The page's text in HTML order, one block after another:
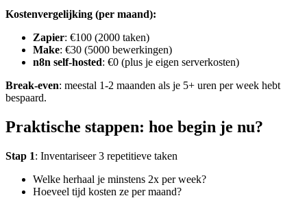
Kostenvergelijking (per maand):
Zapier: €100 (2000 taken)
Make: €30 (5000 bewerkingen)
n8n self-hosted: €0 (plus je eigen serverkosten)
Break-even: meestal 1-2 maanden als je 5+ uren per week hebt
bespaard.
Praktische stappen: hoe begin je nu?
Stap 1: Inventariseer 3 repetitieve taken
Welke herhaal je minstens 2x per week?
Hoeveel tijd kosten ze per maand?